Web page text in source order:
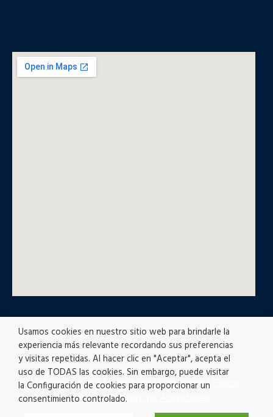
© All rights reserved
Privacy policy |Accesibility|Disclaimer |
Channel|Registro de Actividades
Usamos cookies en nuestro sitio web para brindarle la
experiencia más relevante recordando sus preferencias
y visitas repetidas. Al hacer clic en "Aceptar", acepta el
uso de TODAS las cookies. Sin embargo, puede visitar
la Configuración de cookies para proporcionar un
consentimiento controlado.